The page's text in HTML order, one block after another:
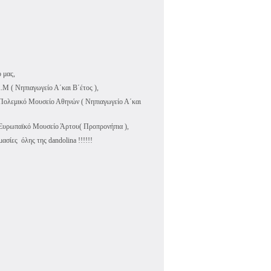
μας,
( Nηπιαγωγείο Α΄και Β΄έτος ),
Μουσείο Αθηνών ( Νηπιαγωγείο Α΄και
Μουσείο Άρτου( Προπρονήπια ),
όλης της dandolina !!!!!!